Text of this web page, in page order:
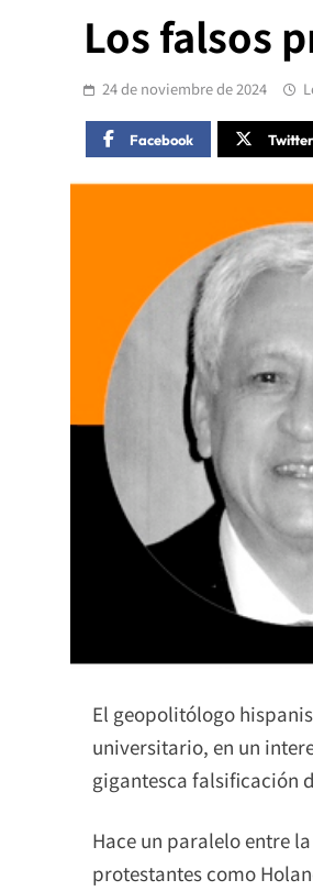
Los falsos
24 de noviembre de 2024
Facebook Twitter
El geopolitólogo
universitario, en un
gigantesca falsificación
Hace un paralelo entre
protestantes como